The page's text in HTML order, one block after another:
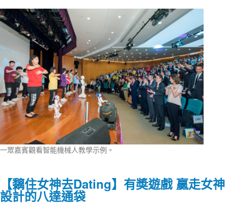
一眾嘉賓觀看智能機械人教學示例。
【黐住女神去Dating】有奬遊戲 贏走女神
設計的八達通袋